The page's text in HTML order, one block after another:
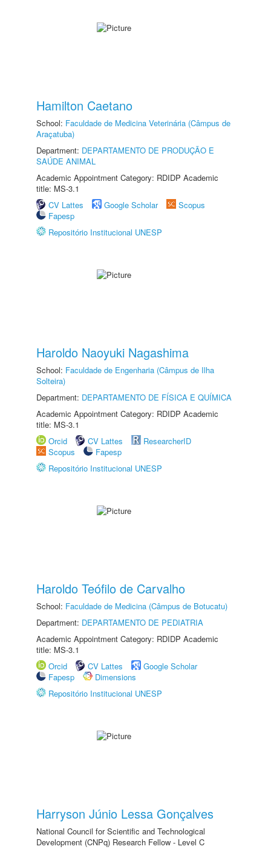
Hamilton Caetano
School: Faculdade de Medicina Veterinária (Câmpus de
Araçatuba)
Department: DEPARTAMENTO DE PRODUÇÃO E
SAÚDE ANIMAL
Academic Appointment Category: RDIDP Academic
title: MS-3.1
CV Lattes
Google Scholar
Scopus
Fapesp
Repositório Institucional UNESP
Haroldo Naoyuki Nagashima
School: Faculdade de Engenharia (Câmpus de Ilha
Solteira)
Department: DEPARTAMENTO DE FÍSICA E QUÍMICA
Academic Appointment Category: RDIDP Academic
title: MS-3.1
Orcid
CV Lattes
ResearcherID
Scopus
Fapesp
Repositório Institucional UNESP
Haroldo Teófilo de Carvalho
School: Faculdade de Medicina (Câmpus de Botucatu)
Department: DEPARTAMENTO DE PEDIATRIA
Academic Appointment Category: RDIDP Academic
title: MS-3.1
Orcid
CV Lattes
Google Scholar
Fapesp
Dimensions
Repositório Institucional UNESP
Harryson Júnio Lessa Gonçalves
National Council for Scientific and Technological
Development (CNPq) Research Fellow - Level C